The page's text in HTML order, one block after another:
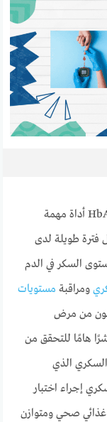
للاطفال HbA1c أداة مهمة
طويلة لدى
السكر في الدم
ومراقبة مستويات
من مرض
هامًا للتحقق من
الذي
إجراء اختبار
غذائي صحي ومتوازن